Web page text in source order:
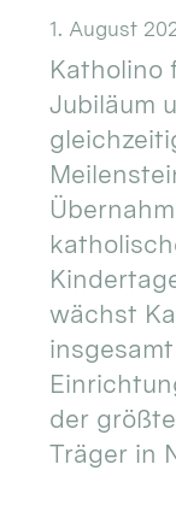
1. August
Katholino
Jubiläum
wächst
der
Träger in